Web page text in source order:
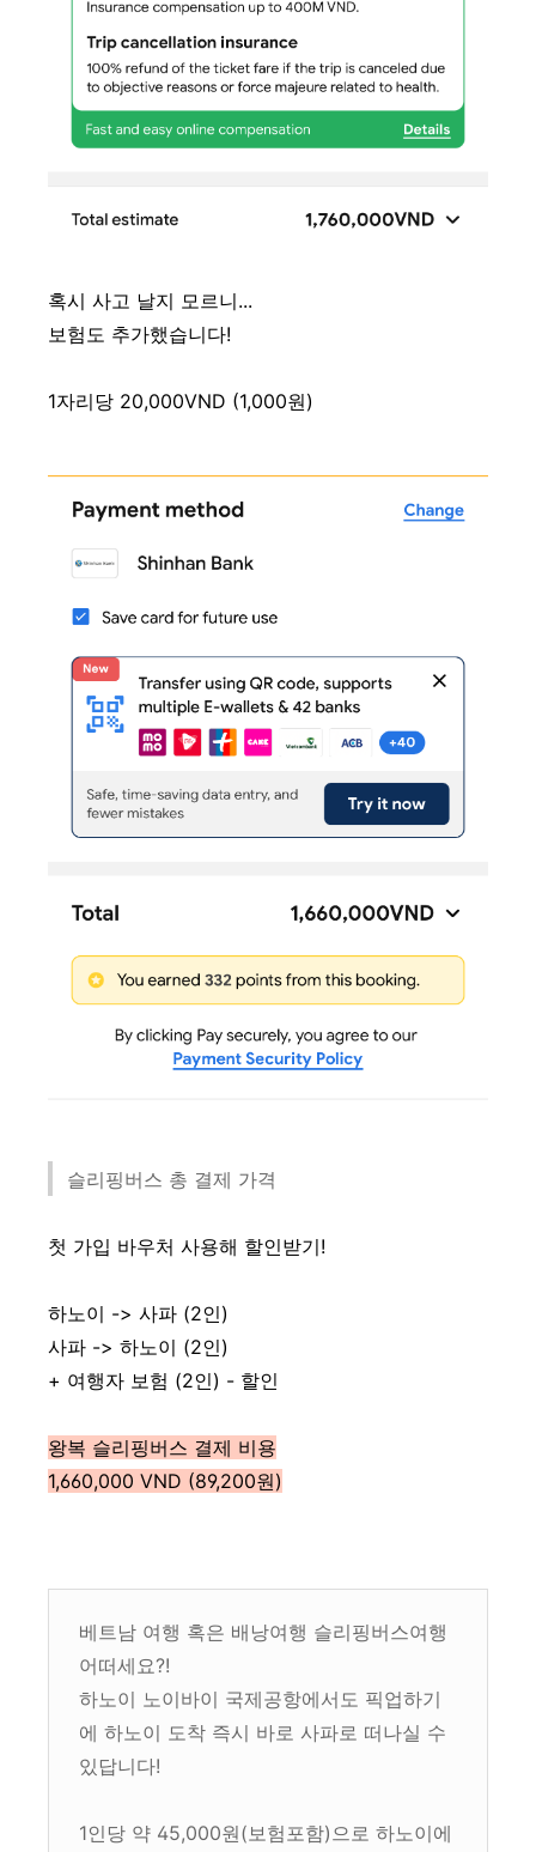
혹시 사고 날지 모르니...
보험도 추가했습니다!
1자리당 20,000VND (1,000원)
슬리핑버스 총 결제 가격
첫 가입 바우처 사용해 할인받기!
하노이 -> 사파 (2인)
사파 -> 하노이 (2인)
+ 여행자 보험 (2인) - 할인
왕복 슬리핑버스 결제 비용
1,660,000 VND (89,200원)
베트남 여행 혹은 배낭여행 슬리핑버스여행
어떠세요?!
하노이 노이바이 국제공항에서도 픽업하기
에 하노이 도착 즉시 바로 사파로 떠나실 수
있답니다!
1인당 약 45,000원(보험포함)으로 하노이에